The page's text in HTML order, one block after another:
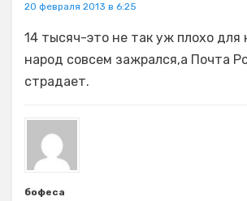
20 февраля 2013 в 6:25
14 тысяч-это не так уж плохо для
народ совсем зажрался,а Почта
страдает.
бофеса